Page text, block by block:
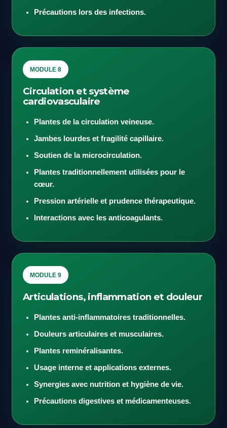
Précautions lors des infections.
MODULE 8
Circulation et système
cardiovasculaire
Plantes de la circulation veineuse.
Jambes lourdes et fragilité capillaire.
Soutien de la microcirculation.
Plantes traditionnellement utilisées pour le
cœur.
Pression artérielle et prudence thérapeutique.
Interactions avec les anticoagulants.
MODULE 9
Articulations, inflammation et douleur
Plantes anti-inflammatoires traditionnelles.
Douleurs articulaires et musculaires.
Plantes reminéralisantes.
Usage interne et applications externes.
Synergies avec nutrition et hygiène de vie.
Précautions digestives et médicamenteuses.